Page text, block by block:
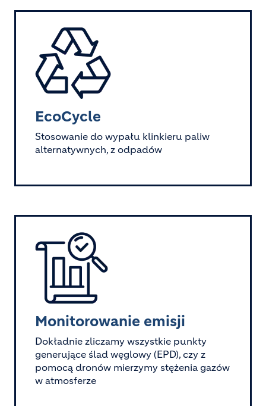
Image
EcoCycle
Stosowanie do wypału klinkieru paliw
alternatywnych, z odpadów
Image
Monitorowanie emisji
Dokładnie zliczamy wszystkie punkty
generujące ślad węglowy (EPD), czy z
pomocą dronów mierzymy stężenia gazów
w atmosferze